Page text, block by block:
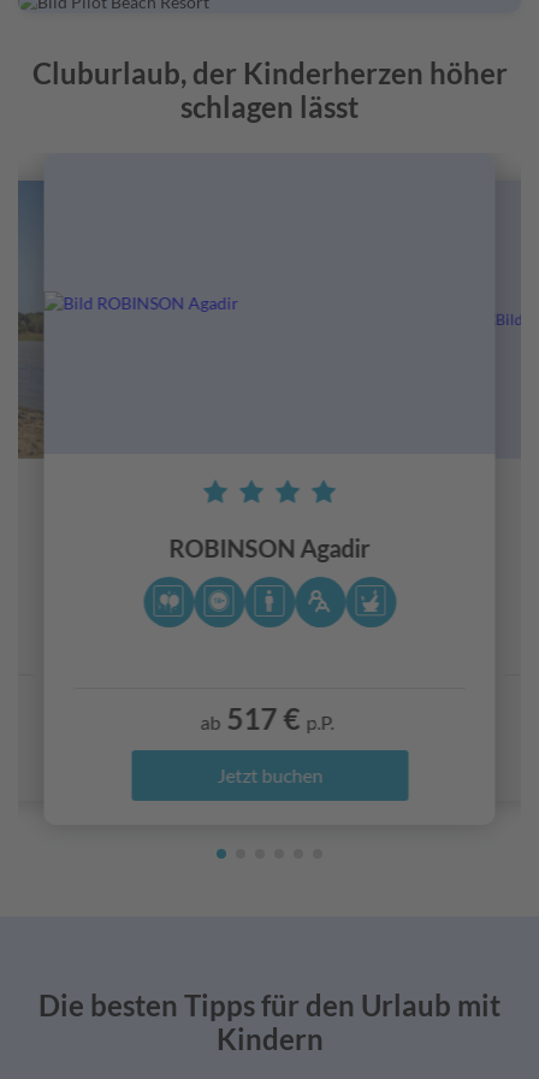
Cluburlaub, der Kinderherzen höher
schlagen lässt
ROBINSON Agadir
ab 517 € p.P.
Jetzt buchen
Die besten Tipps für den Urlaub mit
Kindern